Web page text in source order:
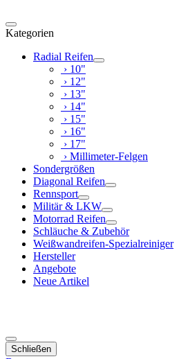
Kategorien
Radial Reifen
› 10"
› 12"
› 13"
› 14"
› 15"
› 16"
› 17"
› Millimeter-Felgen
Sondergrößen
Diagonal Reifen
Rennsport
Militär & LKW
Motorrad Reifen
Schläuche & Zubehör
Weißwandreifen-Spezialreiniger
Hersteller
Angebote
Neue Artikel
Schließen